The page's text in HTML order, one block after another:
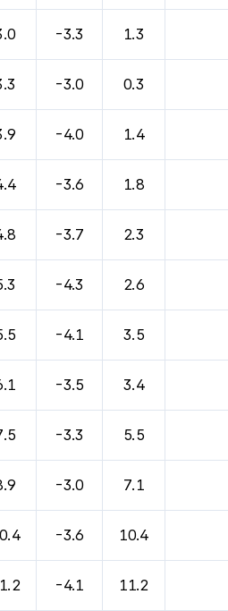
-3.3 1.3
-3.0 0.3
-4.0 1.4
-3.6 1.8
-3.7 2.3
-4.3 2.6
-4.1 3.5
-3.5 3.4
-3.3 5.5
-3.0 7.1
-3.6 10.4
-4.1 11.2